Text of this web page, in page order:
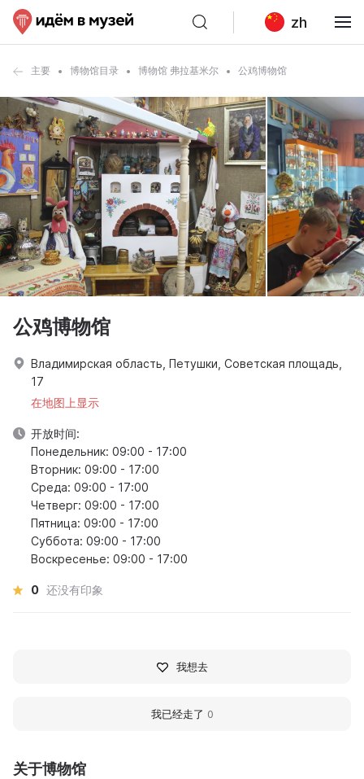
zh
主要 博物馆目录 博物馆 弗拉基米尔 公鸡博物馆
关于博物馆
公鸡博物馆
Владимирская область, Петушки, Советская площадь,
17
在地图上显示
开放时间:
Понедельник: 09:00 - 17:00
Вторник: 09:00 - 17:00
Среда: 09:00 - 17:00
Четверг: 09:00 - 17:00
Пятница: 09:00 - 17:00
Суббота: 09:00 - 17:00
Воскресенье: 09:00 - 17:00
0 还没有印象
我想去
我已经走了 0